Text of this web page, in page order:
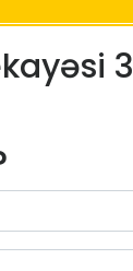
3